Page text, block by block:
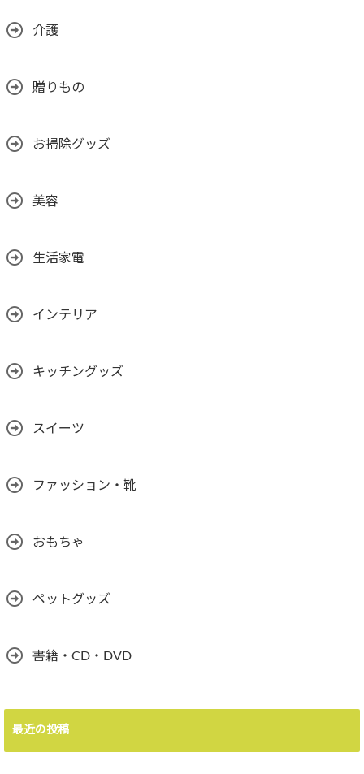
介護
贈りもの
お掃除グッズ
美容
生活家電
インテリア
キッチングッズ
スイーツ
ファッション・靴
おもちゃ
ペットグッズ
書籍・CD・DVD
最近の投稿